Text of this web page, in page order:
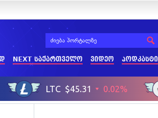
NEXT საქართველო ვიდეო პოდკასტი